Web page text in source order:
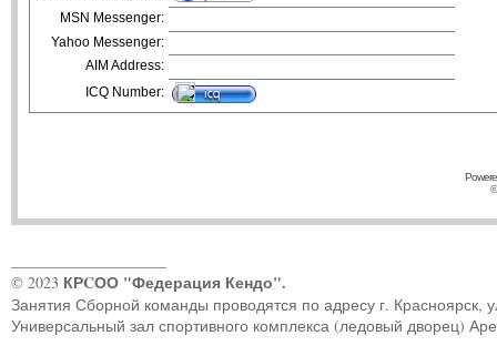
MSN Messenger:
Yahoo Messenger:
AIM Address:
ICQ Number:
© 2023 КРCОО "Федерация Кендо".
Занятия Сборной команды проводятся по адресу г. Красноярск,
Универсальный зал спортивного комплекса (ледовый дворец)